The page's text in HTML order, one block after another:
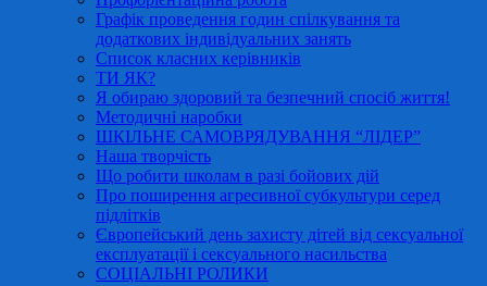
Графік проведення годин спілкування та
додаткових індивідуальних занять
Список класних керівників
ТИ ЯК?
Я обираю здоровий та безпечний спосіб життя!
Методичні наробки
ШКІЛЬНЕ САМОВРЯДУВАННЯ “ЛІДЕР”
Наша творчість
Що робити школам в разі бойових дій
Про поширення агресивної субкультури серед
підлітків
Європейський день захисту дітей від сексуальної
експлуатації і сексуального насильства
СОЦІАЛЬНІ РОЛИКИ